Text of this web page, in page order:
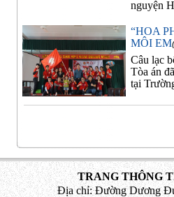
nguyện
“HOA
MÔI EM
Câu lạc
Tòa án
tại
TRANG THÔNG
Địa chỉ: Đường Dương